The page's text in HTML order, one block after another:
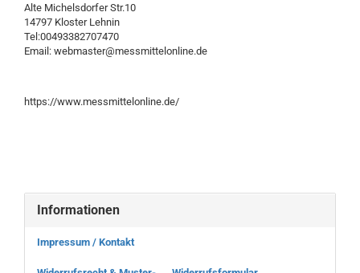
Alte Michelsdorfer Str.10
14797 Kloster Lehnin
Tel:00493382707470
Email: webmaster@messmittelonline.de
https://www.messmittelonline.de/
Informationen
Impressum / Kontakt